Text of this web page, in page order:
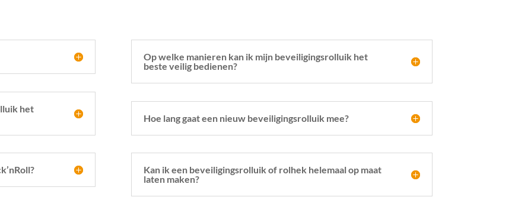
het
Op welke manieren kan ik mijn beveiligingsrolluik het
beste veilig bedienen?
Hoe lang gaat een nieuw beveiligingsrolluik mee?
Kan ik een beveiligingsrolluik of rolhek helemaal op maat
laten maken?